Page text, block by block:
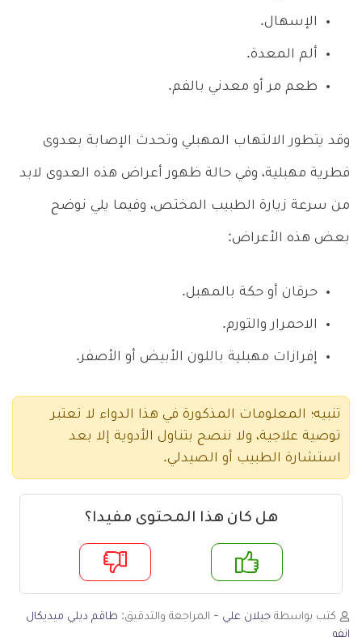
الإسهال.
ألم المعدة.
طعم مر أو معدني بالفم.
وقد يتطور الالتهاب المهبلي وتحدث الإصابة بعدوى
فطرية مهبلية، وفي حالة ظهور أعراض هذه العدوى لابد
من سرعة زيارة الطبيب المختص، وفيما يلي نوضح
بعض هذه الأعراض:
حرقان أو حكة بالمهبل.
الاحمرار والتورم.
إفرازات مهبلية باللون الأبيض أو الأصفر.
تنبيه؛ المعلومات المذكورة في هذا الدواء لا تعتبر
توصية علاجية، ولا ننصح بتناول الأدوية إلا بعد
استشارة الطبيب أو الصيدلي.
هل كان هذا المحتوى مفيدا؟
لا
كتب بواسطة جيلان علي - المراجعة والتدقيق: طاقم ديلي ميديكال